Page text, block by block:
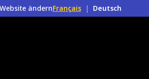
ändernFrançais | Deutsch